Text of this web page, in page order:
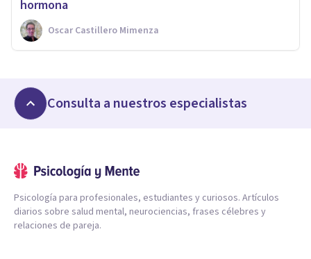
hormona
Oscar Castillero Mimenza
Consulta a nuestros especialistas
Psicología para profesionales, estudiantes y curiosos. Artículos
diarios sobre salud mental, neurociencias, frases célebres y
relaciones de pareja.